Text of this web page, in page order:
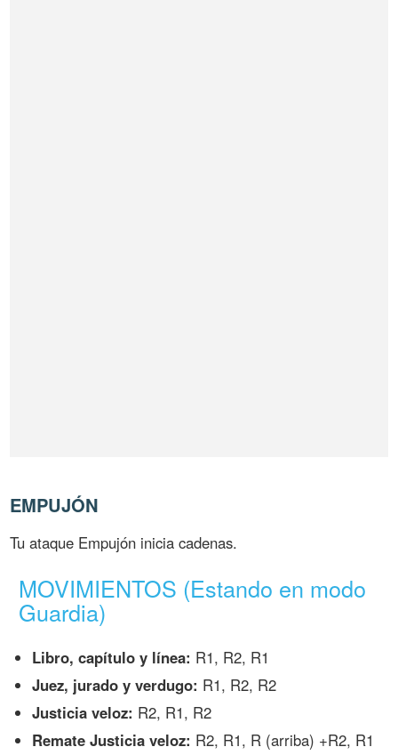
EMPUJÓN
Tu ataque Empujón inicia cadenas.
MOVIMIENTOS (Estando en modo
Guardia)
Libro, capítulo y línea: R1, R2, R1
Juez, jurado y verdugo: R1, R2, R2
Justicia veloz: R2, R1, R2
Remate Justicia veloz: R2, R1, R (arriba) +R2, R1